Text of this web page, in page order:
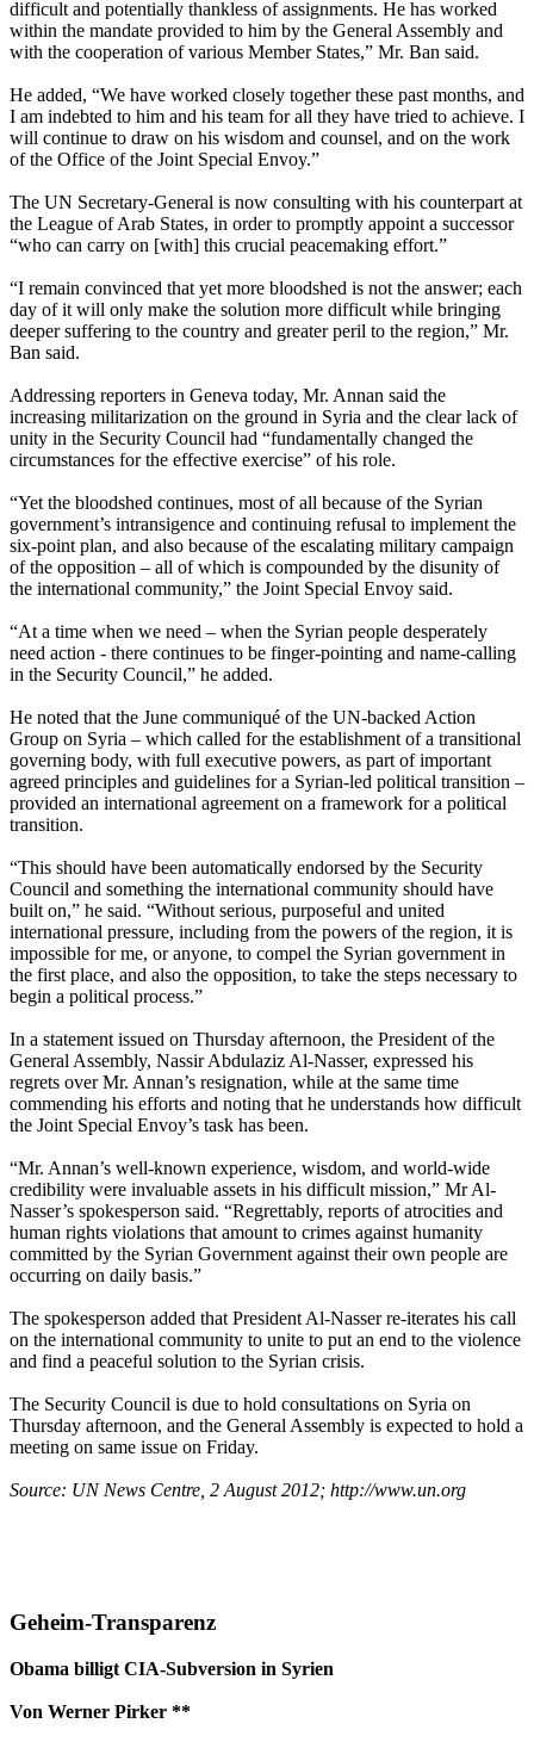
difficult and potentially thankless of assignments. He has worked
within the mandate provided to him by the General Assembly and
with the cooperation of various Member States,” Mr. Ban said.
He added, “We have worked closely together these past months, and
I am indebted to him and his team for all they have tried to achieve. I
will continue to draw on his wisdom and counsel, and on the work
of the Office of the Joint Special Envoy.”
The UN Secretary-General is now consulting with his counterpart at
the League of Arab States, in order to promptly appoint a successor
“who can carry on [with] this crucial peacemaking effort.”
“I remain convinced that yet more bloodshed is not the answer; each
day of it will only make the solution more difficult while bringing
deeper suffering to the country and greater peril to the region,” Mr.
Ban said.
Addressing reporters in Geneva today, Mr. Annan said the
increasing militarization on the ground in Syria and the clear lack of
unity in the Security Council had “fundamentally changed the
circumstances for the effective exercise” of his role.
“Yet the bloodshed continues, most of all because of the Syrian
government’s intransigence and continuing refusal to implement the
six-point plan, and also because of the escalating military campaign
of the opposition – all of which is compounded by the disunity of
the international community,” the Joint Special Envoy said.
“At a time when we need – when the Syrian people desperately
need action - there continues to be finger-pointing and name-calling
in the Security Council,” he added.
He noted that the June communiqué of the UN-backed Action
Group on Syria – which called for the establishment of a transitional
governing body, with full executive powers, as part of important
agreed principles and guidelines for a Syrian-led political transition –
provided an international agreement on a framework for a political
transition.
“This should have been automatically endorsed by the Security
Council and something the international community should have
built on,” he said. “Without serious, purposeful and united
international pressure, including from the powers of the region, it is
impossible for me, or anyone, to compel the Syrian government in
the first place, and also the opposition, to take the steps necessary to
begin a political process.”
In a statement issued on Thursday afternoon, the President of the
General Assembly, Nassir Abdulaziz Al-Nasser, expressed his
regrets over Mr. Annan’s resignation, while at the same time
commending his efforts and noting that he understands how difficult
the Joint Special Envoy’s task has been.
“Mr. Annan’s well-known experience, wisdom, and world-wide
credibility were invaluable assets in his difficult mission,” Mr Al-
Nasser’s spokesperson said. “Regrettably, reports of atrocities and
human rights violations that amount to crimes against humanity
committed by the Syrian Government against their own people are
occurring on daily basis.”
The spokesperson added that President Al-Nasser re-iterates his call
on the international community to unite to put an end to the violence
and find a peaceful solution to the Syrian crisis.
The Security Council is due to hold consultations on Syria on
Thursday afternoon, and the General Assembly is expected to hold a
meeting on same issue on Friday.
Source: UN News Centre, 2 August 2012; http://www.un.org
Geheim-Transparenz
Obama billigt CIA-Subversion in Syrien
Von Werner Pirker **